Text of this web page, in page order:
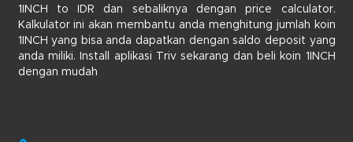
1INCH to IDR dan sebaliknya dengan price calculator.
Kalkulator ini akan membantu anda menghitung jumlah koin
1INCH yang bisa anda dapatkan dengan saldo deposit yang
anda miliki. Install aplikasi Triv sekarang dan beli koin 1INCH
dengan mudah